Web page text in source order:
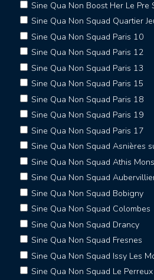
Sine Qua Non Boost Her Le Pre
Sine Qua Non Squad Quartier
Sine Qua Non Squad Paris 10
Sine Qua Non Squad Paris 12
Sine Qua Non Squad Paris 13
Sine Qua Non Squad Paris 15
Sine Qua Non Squad Paris 18
Sine Qua Non Squad Paris 19
Sine Qua Non Squad Paris 17
Sine Qua Non Squad Asnières
Sine Qua Non Squad Athis Mons
Sine Qua Non Squad
Sine Qua Non Squad Bobigny
Sine Qua Non Squad Colombes
Sine Qua Non Squad Drancy
Sine Qua Non Squad Fresnes
Sine Qua Non Squad Issy Les
Sine Qua Non Squad Le Perreux